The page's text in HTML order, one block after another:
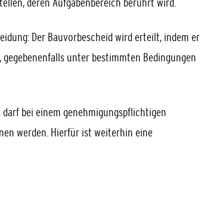
Der Bauvorbescheid wird erteilt, indem er
unter bestimmten Bedingungen
bei einem genehmigungspflichtigen
werden. Hierfür ist weiterhin eine